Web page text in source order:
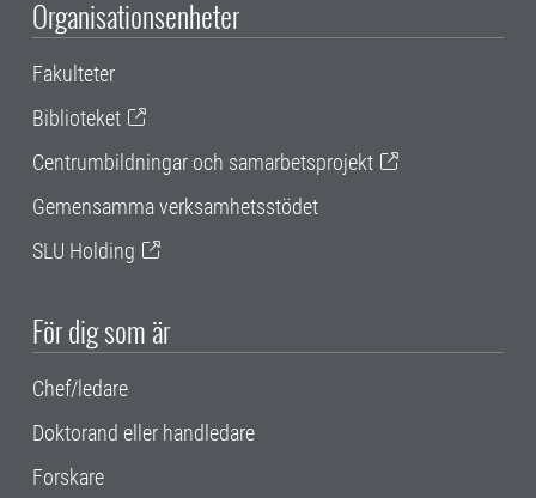
Organisationsenheter
Fakulteter
Biblioteket
Centrumbildningar och samarbetsprojekt
Gemensamma verksamhetsstödet
SLU Holding
För dig som är
Chef/ledare
Doktorand eller handledare
Forskare